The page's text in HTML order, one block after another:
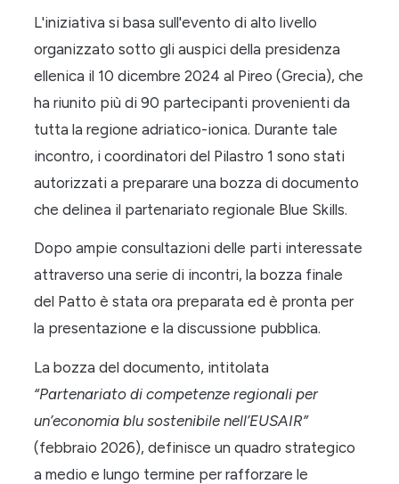
L'iniziativa si basa sull'evento di alto livello
organizzato sotto gli auspici della presidenza
ellenica il 10 dicembre 2024 al Pireo (Grecia), che
ha riunito più di 90 partecipanti provenienti da
tutta la regione adriatico-ionica. Durante tale
incontro, i coordinatori del Pilastro 1 sono stati
autorizzati a preparare una bozza di documento
che delinea il partenariato regionale Blue Skills.
Dopo ampie consultazioni delle parti interessate
attraverso una serie di incontri, la bozza finale
del Patto è stata ora preparata ed è pronta per
la presentazione e la discussione pubblica.
La bozza del documento, intitolata
“Partenariato di competenze regionali per
un’economia blu sostenibile nell’EUSAIR”
(febbraio 2026), definisce un quadro strategico
a medio e lungo termine per rafforzare le